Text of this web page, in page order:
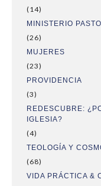
(14)
MINISTERIO
(26)
MUJERES
(23)
PROVIDENCIA
(3)
REDESCUBRE:
IGLESIA?
(4)
TEOLOGÍA Y
(68)
VIDA PRÁCTICA &